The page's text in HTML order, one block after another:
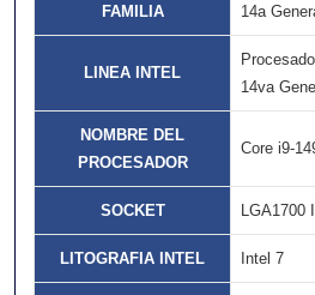
FAMILIA 14a
LINEA INTEL
14va
NOMBRE DEL
PROCESADOR
Core i9-
SOCKET LGA1700
LITOGRAFIA INTEL Intel 7